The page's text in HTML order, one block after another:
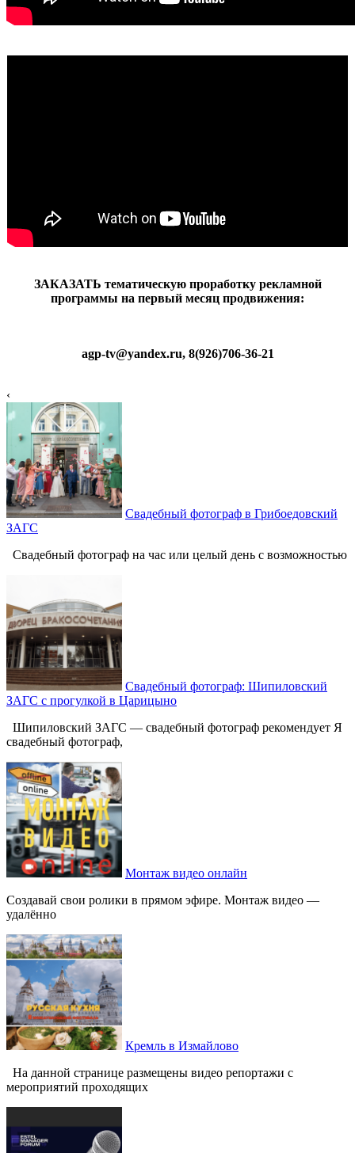
ЗАКАЗАТЬ тематическую проработку рекламной
программы на первый месяц продвижения:
agp-tv@yandex.ru, 8(926)706-36-21
‹
Свадебный фотограф в Грибоедовский
ЗАГС
Свадебный фотограф на час или целый день с возможностью
Свадебный фотограф: Шипиловский
ЗАГС с прогулкой в Царицыно
Шипиловский ЗАГС — свадебный фотограф рекомендует Я
свадебный фотограф,
Монтаж видео онлайн
Создавай свои ролики в прямом эфире. Монтаж видео —
удалённо
Кремль в Измайлово
На данной странице размещены видео репортажи с
мероприятий проходящих